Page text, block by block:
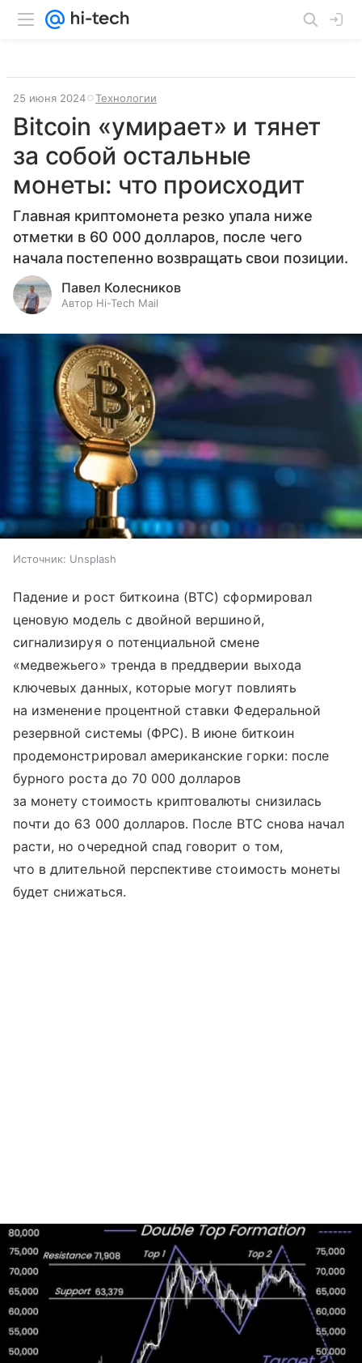
25 июня 2024 Технологии
Bitcoin «умирает» и тянет
за собой остальные
монеты: что происходит
Главная криптомонета резко упала ниже
отметки в 60 000 долларов, после чего
начала постепенно возвращать свои позиции.
Павел Колесников
Автор Hi-Tech Mail
Источник: Unsplash
Падение и рост биткоина (BTC) сформировал
ценовую модель с двойной вершиной,
сигнализируя о потенциальной смене
«медвежьего» тренда в преддверии выхода
ключевых данных, которые могут повлиять
на изменение процентной ставки Федеральной
резервной системы (ФРС). В июне биткоин
продемонстрировал американские горки: после
бурного роста до 70 000 долларов
за монету стоимость криптовалюты снизилась
почти до 63 000 долларов. После BTC снова начал
расти, но очередной спад говорит о том,
что в длительной перспективе стоимость монеты
будет снижаться.